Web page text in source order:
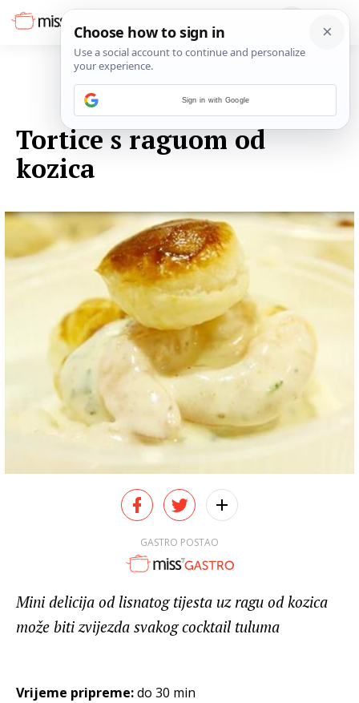
Tortice s raguom od
kozica
GASTRO POSTAO
Mini delicija od lisnatog tijesta uz ragu od kozica
može biti zvijezda svakog cocktail tuluma
Vrijeme pripreme:do 30 min
Sign in with Google